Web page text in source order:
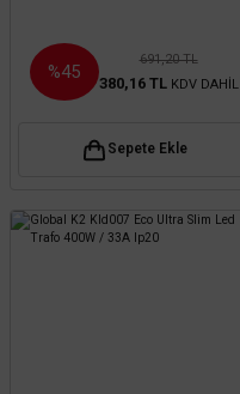
%45
691,20 TL
380,16 TL KDV DAHİL
Sepete Ekle